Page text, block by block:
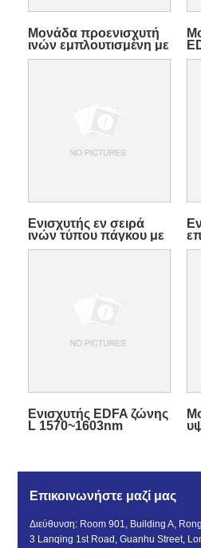
Μονάδα προενισχυτή
ινών εμπλουτισμένη με
Erbium C-band
Ενισχυτής εν σειρά
ινών τύπου πάγκου με
πρόσμειξη Erbium
Ενισχυτής EDFA ζώνης
L 1570~1603nm
Επικοινωνήστε μαζί μας
Διεύθυνση: Room 901, Building A,
3 Lanqing 1st Road, Guanhu Street,